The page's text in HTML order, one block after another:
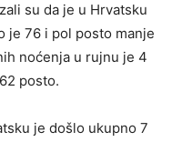
su da je u Hrvatsku
je 76 i pol posto manje
noćenja u rujnu je 4
posto.
je došlo ukupno 7